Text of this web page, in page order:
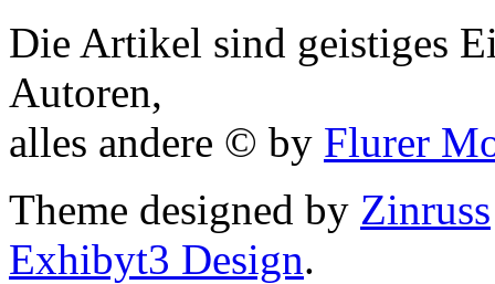
Die Artikel sind geistiges
Autoren,
alles andere © by Flurer
Theme designed by Zinruss
Exhibyt3 Design.